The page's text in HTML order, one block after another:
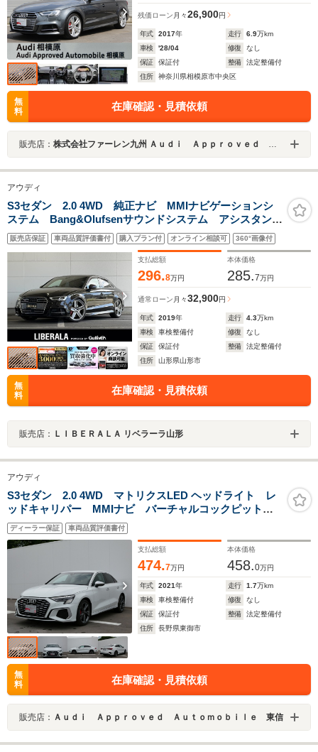
残価ローン 月々26,900円
年式 2017年 走行 6.9万km
車検
'28/04 修復
なし
保証
保証付 整備
法定整備付
住所
神奈川県相模原市中央区
無
料
在庫確認・見積依頼
販売店： 株式会社ファーレン九州 Ａｕｄｉ Ａｐｐｒｏｖｅｄ 相模原
アウディ
S3セダン 2.0 4WD 純正ナビ MMIナビゲーションシ
ステム Bang&Olufsenサウンドシステム アシスタンス
PKG Audiプレセンス Audiパーキングシステム レッ
ドキャリパー マトリクスLEDヘッドライト
販売店保証 車両品質評価書付 購入プラン付 オンライン相談可 360°画像付
支払総額
296.8万円
本体価格
285.7万円
通常ローン 月々32,900円
年式 2019年 走行 4.3万km
車検
車検整備付 修復
なし
保証
保証付 整備
法定整備付
住所
山形県山形市
無
料
在庫確認・見積依頼
販売店： ＬＩＢＥＲＡＬＡ リベラーラ山形
アウディ
S3セダン 2.0 4WD マトリクスLED ヘッドライト レ
ッドキャリパー MMIナビ バーチャルコックピット
フルレザーシート 前席シートヒーター オートエアコ
ン プライバシーガラス アルミホイール
ディーラー保証 車両品質評価書付
支払総額
474.7万円
本体価格
458.0万円
年式 2021年 走行 1.7万km
車検
車検整備付 修復
なし
保証
保証付 整備
法定整備付
住所
長野県東御市
無
料
在庫確認・見積依頼
販売店： Ａｕｄｉ Ａｐｐｒｏｖｅｄ Ａｕｔｏｍｏｂｉｌｅ 東信